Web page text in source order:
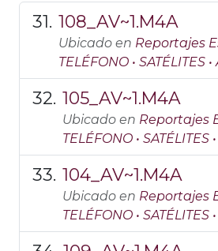
108_AV~1.M4A
Ubicado en Reportajes
TELÉFONO • SATÉLITES
105_AV~1.M4A
Ubicado en Reportajes
TELÉFONO • SATÉLITES
104_AV~1.M4A
Ubicado en Reportajes
TELÉFONO • SATÉLITES